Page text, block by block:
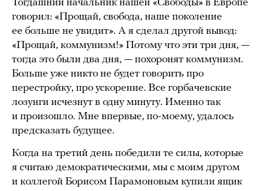
Тогдашний начальник нашей «Свободы» в Европе
говорил: «Прощай, свобода, наше поколение
ее больше не увидит». А я сделал другой вывод:
«Прощай, коммунизм!» Потому что эти три дня, —
тогда это были два дня, — похоронят коммунизм.
Больше уже никто не будет говорить про
перестройку, про ускорение. Все горбачевские
лозунги исчезнут в одну минуту. Именно так
и произошло. Мне впервые, по-моему, удалось
предсказать будущее.
Когда на третий день победили те силы, которые
я считаю демократическими, мы с моим другом
и коллегой Борисом Парамоновым купили ящик